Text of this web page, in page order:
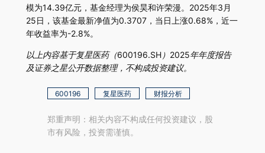
模为14.39亿元，基金经理为侯昊和许荣漫。2025年3月
25日，该基金最新净值为0.3707，当日上涨0.68%，近一
年收益率为-2.8%。
以上内容基于复星医药（600196.SH）2025年年度报告
及证券之星公开数据整理，不构成投资建议。
600196 复星医药 财报分析
郑重声明：相关内容不构成任何投资建议，股
市有风险，投资需谨慎。